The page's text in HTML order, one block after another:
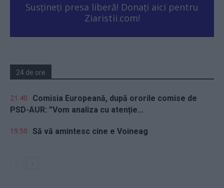
Susțineți presa liberă! Donați aici pentru
Ziaristii.com!
24 de ore
21.40
Comisia Europeană, după ororile comise de
PSD-AUR: ”Vom analiza cu atenție...
19.50 Să vă amintesc cine e Voineag